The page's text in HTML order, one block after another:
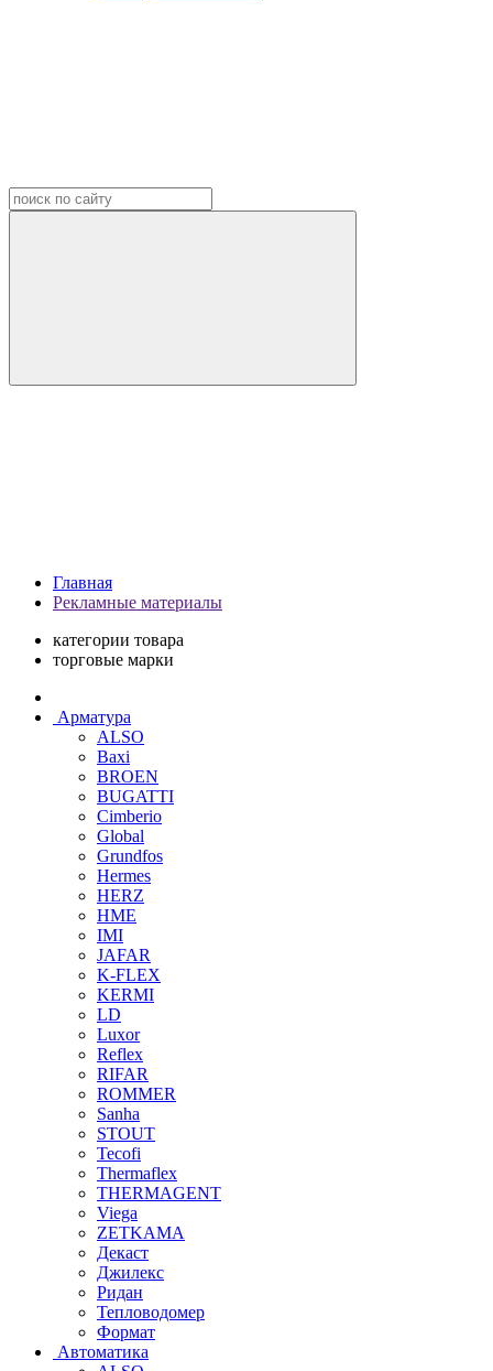
Главная
Рекламные материалы
категории товара
торговые марки
Арматура
ALSO
Baxi
BROEN
BUGATTI
Cimberio
Global
Grundfos
Hermes
HERZ
HME
IMI
JAFAR
K-FLEX
KERMI
LD
Luxor
Reflex
RIFAR
ROMMER
Sanha
STOUT
Tecofi
Thermaflex
THERMAGENT
Viega
ZETKAMA
Декаст
Джилекс
Ридан
Тепловодомер
Формат
Автоматика